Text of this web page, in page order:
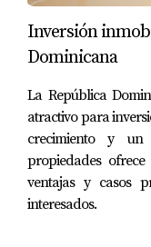
Sí, invertir en
trabajes con
¿Cuáles son
compra de
Los costos pueden
tarifas legales y
recomendable
Inversión
Dominicana
La República
atractivo para
crecimiento y
propiedades
ventajas y casos
interesados.